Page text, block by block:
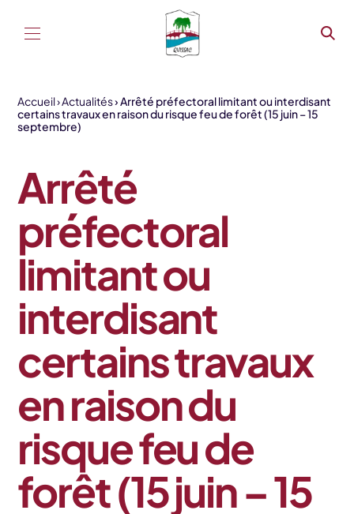
Accueil Actualités Arrêté préfectoral limitant ou interdisant
certains travaux en raison du risque feu de forêt (15 juin – 15
septembre)
Arrêté
préfectoral
limitant ou
interdisant
certains travaux
en raison du
risque feu de
forêt (15 juin – 15